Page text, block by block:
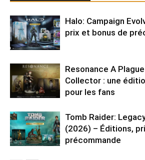
Halo: Campaign
prix et bonus de
Resonance A
Collector : une
pour les fans
Tomb Raider:
(2026) – Éditions,
précommande